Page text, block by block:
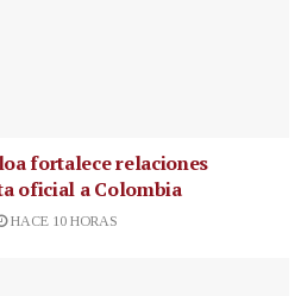
fortalece relaciones
oficial a Colombia
HACE 10 HORAS